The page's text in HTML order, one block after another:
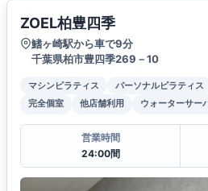
ZOEL柏豊四季
鰭ヶ崎駅から車で9分
千葉県柏市豊四季269－10
マシンピラティス パーソナルピラティス
完全個室
他店舗利用 ウォーターサー
営業時間
24:00間